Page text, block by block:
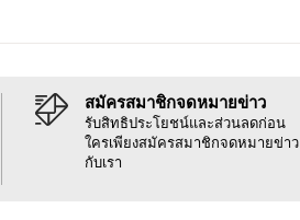
สมัครสมาชิกจดหมายข่าว
รับสิทธิประโยชน์และส่วนลดก่อน
ใครเพียงสมัครสมาชิกจดหมายข่าว
กับเรา